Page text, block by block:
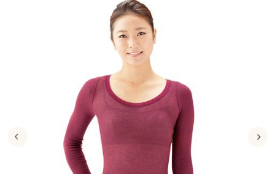
ジュニア・ティーンズ下着
キッチン・雑貨・日用品
寝具・インテリア・家具
寝具・インテリア・家具通販すべて
寝具・ベッド
カーテン・ラグ・ファブリック
美容・健康通販すべて
美容・健康・サプリメント
制服・スクール
制服・スクールすべて
制服・学生服
大きいサイズ
大きいサイズ通販すべて
ジュニア・ティーンズ下着
キッチン・雑貨・日用品
寝具・インテリア・家具通販すべて
カーテン・ラグ・ファブリック
美容・健康・サプリメント
制服・スクールすべて
ジュニア・ティーンズ下着
大きいサイズ通販すべて
大きいサイズ レディース服
バーゲンセール